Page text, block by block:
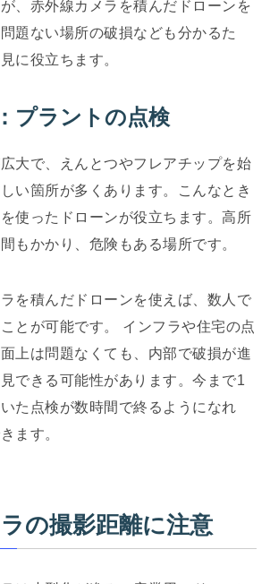
、赤外線カメラを積んだドローンを
題ない場所の破損なども分かるた
に役立ちます。
プラントの点検
大で、えんとつやフレアチップを始
い箇所が多くあります。こんなとき
使ったドローンが役立ちます。高所
もかかり、危険もある場所です。
を積んだドローンを使えば、数人で
とが可能です。 インフラや住宅の点
上は問題なくても、内部で破損が進
できる可能性があります。今まで1
た点検が数時間で終るようになれ
ます。
の撮影距離に注意